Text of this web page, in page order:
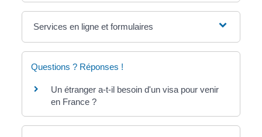
Services en ligne et formulaires
Questions ? Réponses !
Un étranger a-t-il besoin d'un visa pour venir
en France ?